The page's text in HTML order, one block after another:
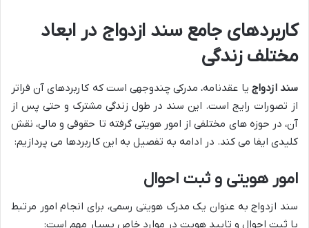
کاربردهای جامع سند ازدواج در ابعاد
مختلف زندگی
سند ازدواج یا عقدنامه، مدرکی چندوجهی است که کاربردهای آن فراتر
از تصورات رایج است. این سند در طول زندگی مشترک و حتی پس از
آن، در حوزه های مختلفی از امور هویتی گرفته تا حقوقی و مالی، نقش
کلیدی ایفا می کند. در ادامه به تفصیل به این کاربردها می پردازیم:
امور هویتی و ثبت احوال
سند ازدواج به عنوان یک مدرک هویتی رسمی، برای انجام امور مرتبط
با ثبت احوال و تایید هویت در موارد خاص بسیار مهم است: